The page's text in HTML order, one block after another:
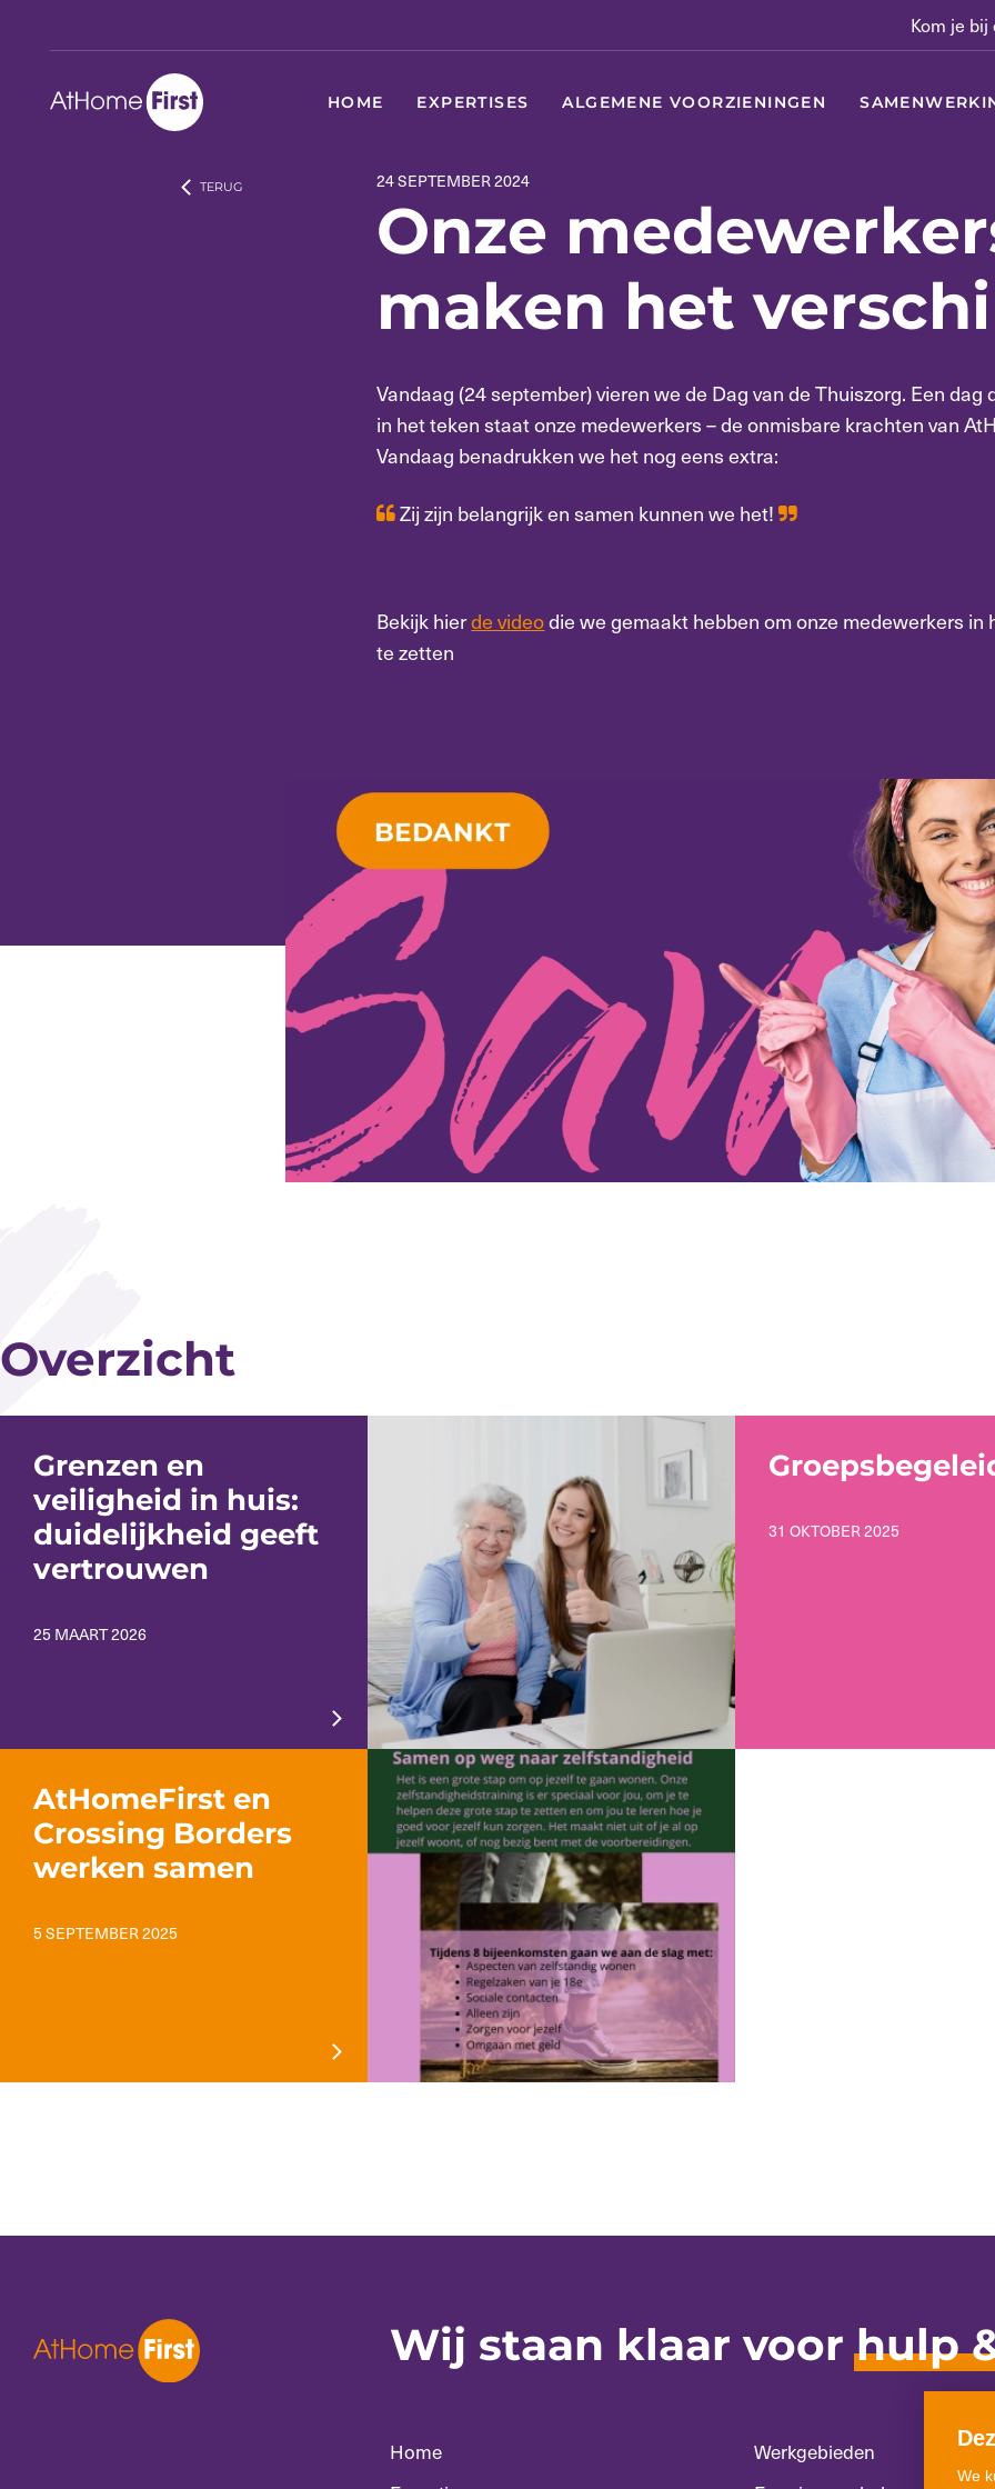
We
Kom je bij
HOME EXPERTISES ALGEMENE VOORZIENINGEN
TERUG 24 SEPTEMBER 2024
Onze
maken het
Vandaag (24 september) vieren we de Dag van de Thuiszorg. Een dag
in het teken staat onze medewerkers – de onmisbare krachten van
Vandaag benadrukken we het nog eens extra:
Zij zijn belangrijk en samen kunnen we het!
Bekijk hierde videodie we gemaakt hebben om onze medewerkers in
te zetten
Overzicht
Grenzen en
veiligheid in huis:
duidelijkheid geeft
vertrouwen
25 MAART 2026
31 OKTOBER 2025
AtHomeFirst en
Crossing Borders
werken samen
5 SEPTEMBER 2025
Wij staan klaar voorhulp
Home
Werkgebieden